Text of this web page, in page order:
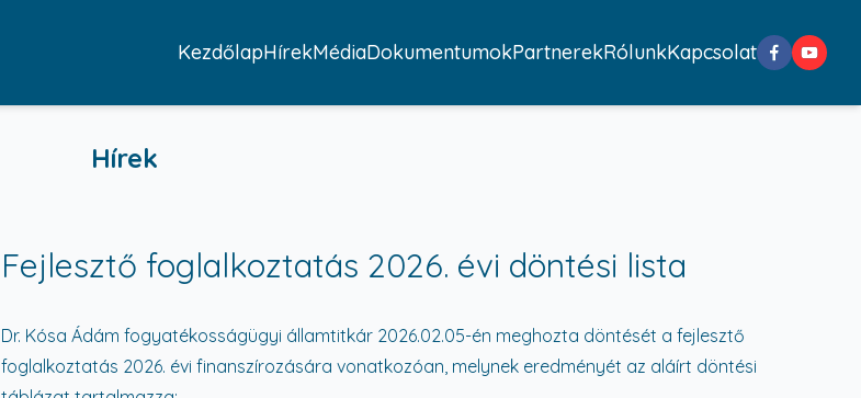
KezdőlapHírekMédiaDokumentumokPartnerekRólunkKapcsolat
Hírek
Fejlesztő foglalkoztatás 2026. évi döntési lista
Dr. Kósa Ádám fogyatékosságügyi államtitkár 2026.02.05-én meghozta döntését a fejlesztő
foglalkoztatás 2026. évi finanszírozására vonatkozóan, melynek eredményét az aláírt döntési